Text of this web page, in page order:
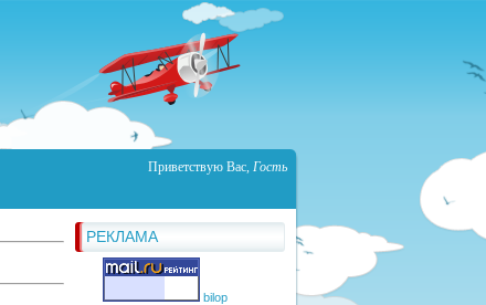
Приветствую Вас, Гость
РЕКЛАМА
bilop